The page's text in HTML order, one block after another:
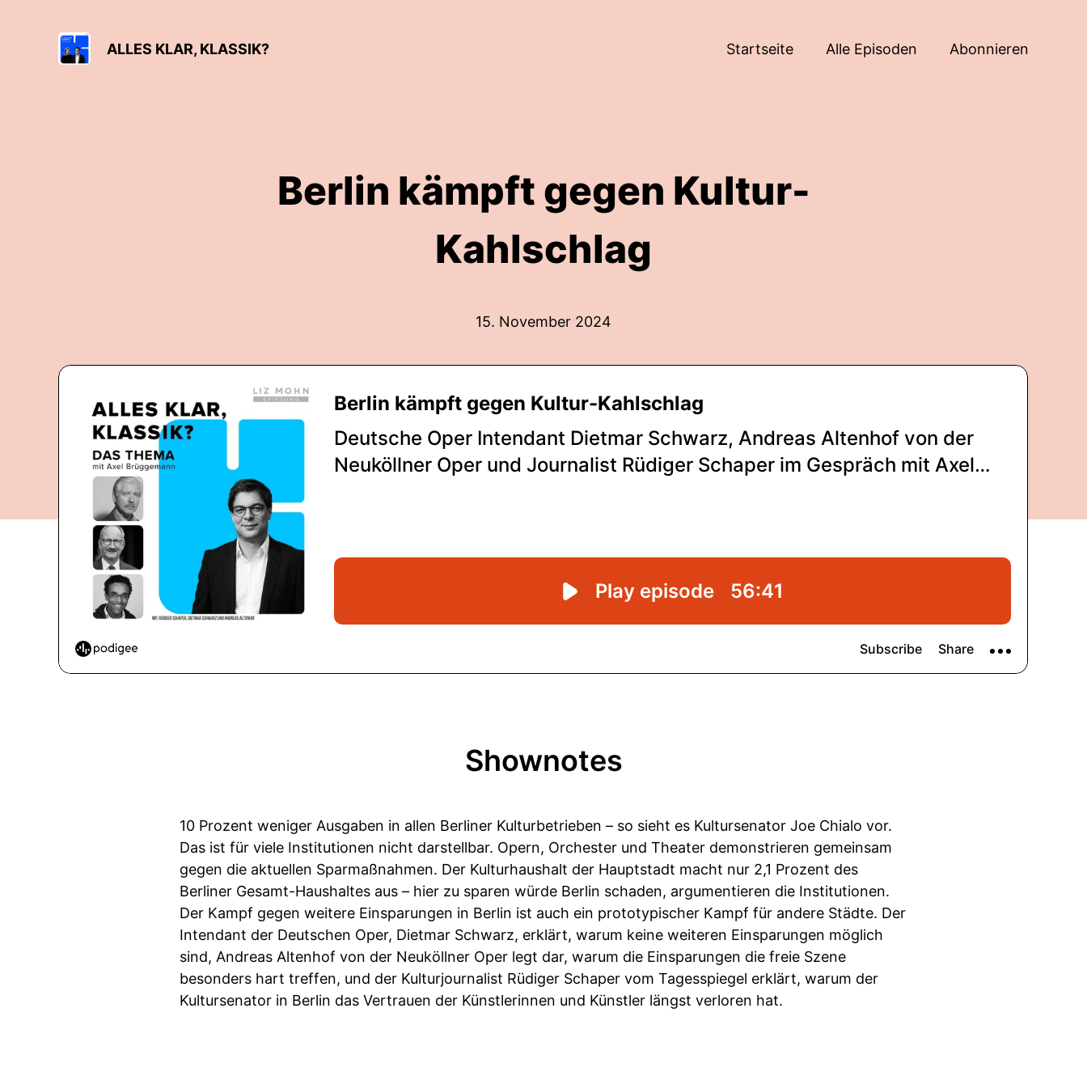
ALLES KLAR, KLASSIK? Startseite Alle Episoden Abonnieren
Berlin kämpft gegen Kultur-
Kahlschlag
15. November 2024
Shownotes
10 Prozent weniger Ausgaben in allen Berliner Kulturbetrieben – so sieht es Kultursenator Joe Chialo vor.
Das ist für viele Institutionen nicht darstellbar. Opern, Orchester und Theater demonstrieren gemeinsam
gegen die aktuellen Sparmaßnahmen. Der Kulturhaushalt der Hauptstadt macht nur 2,1 Prozent des
Berliner Gesamt-Haushaltes aus – hier zu sparen würde Berlin schaden, argumentieren die Institutionen.
Der Kampf gegen weitere Einsparungen in Berlin ist auch ein prototypischer Kampf für andere Städte. Der
Intendant der Deutschen Oper, Dietmar Schwarz, erklärt, warum keine weiteren Einsparungen möglich
sind, Andreas Altenhof von der Neuköllner Oper legt dar, warum die Einsparungen die freie Szene
besonders hart treffen, und der Kulturjournalist Rüdiger Schaper vom Tagesspiegel erklärt, warum der
Kultursenator in Berlin das Vertrauen der Künstlerinnen und Künstler längst verloren hat.